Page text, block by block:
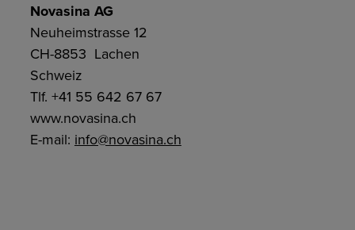
Novasina AG
Neuheimstrasse 12
CH-8853 Lachen
Schweiz
Tlf. +41 55 642 67 67
www.novasina.ch
E-mail: info@novasina.ch